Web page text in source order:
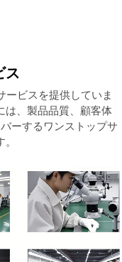
ス
ービスを提供していま
は、製品品質、顧客体
ーするワンストップサ